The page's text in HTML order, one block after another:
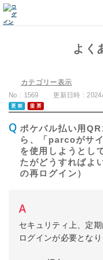
よく
カテゴリー表示
No : 1569 更新日時 :
ポケパル払い用
ら、「parcoがサ
を使用しようとし
たがどうすればよ
の再ログイン）
セキュリティ上、定
ログインが必要となり